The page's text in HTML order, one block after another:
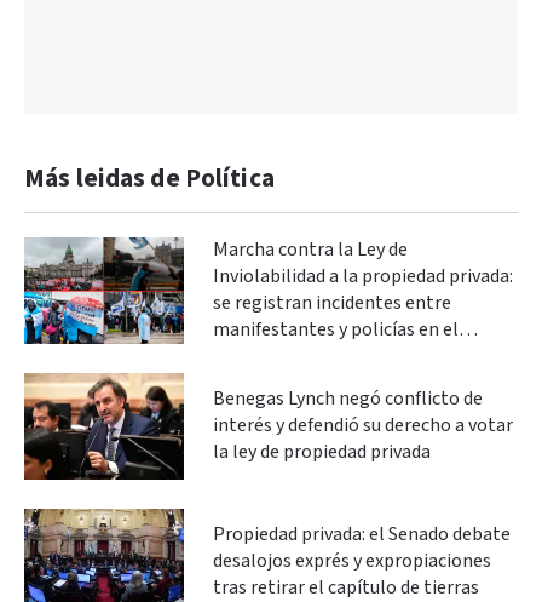
Más leidas de Política
Marcha contra la Ley de
Inviolabilidad a la propiedad privada:
se registran incidentes entre
manifestantes y policías en el
Benegas Lynch negó conflicto de
interés y defendió su derecho a votar
la ley de propiedad privada
Propiedad privada: el Senado debate
desalojos exprés y expropiaciones
tras retirar el capítulo de tierras